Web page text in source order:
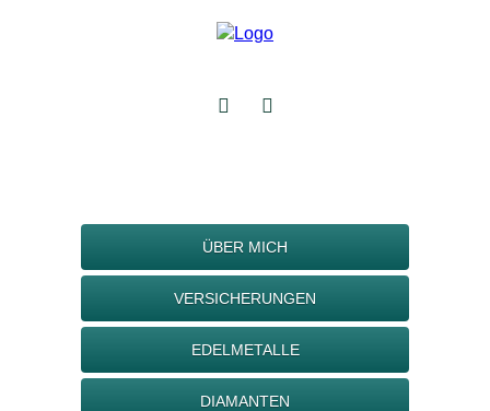
ÜBER MICH
VERSICHERUNGEN
EDELMETALLE
DIAMANTEN